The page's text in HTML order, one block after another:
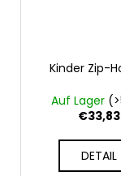
Kinder Zip-
Auf Lager
€33,83
DETAIL